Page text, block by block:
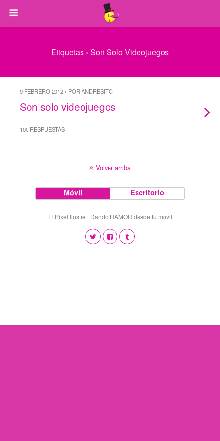
Etiquetas › Son Solo Videojuegos
9 FEBRERO 2012 • POR ANDRESITO
Son solo videojuegos
100 RESPUESTAS
Volver arriba
Móvil Escritorio
El Pixel Ilustre | Dando HAMOR desde tu móvil